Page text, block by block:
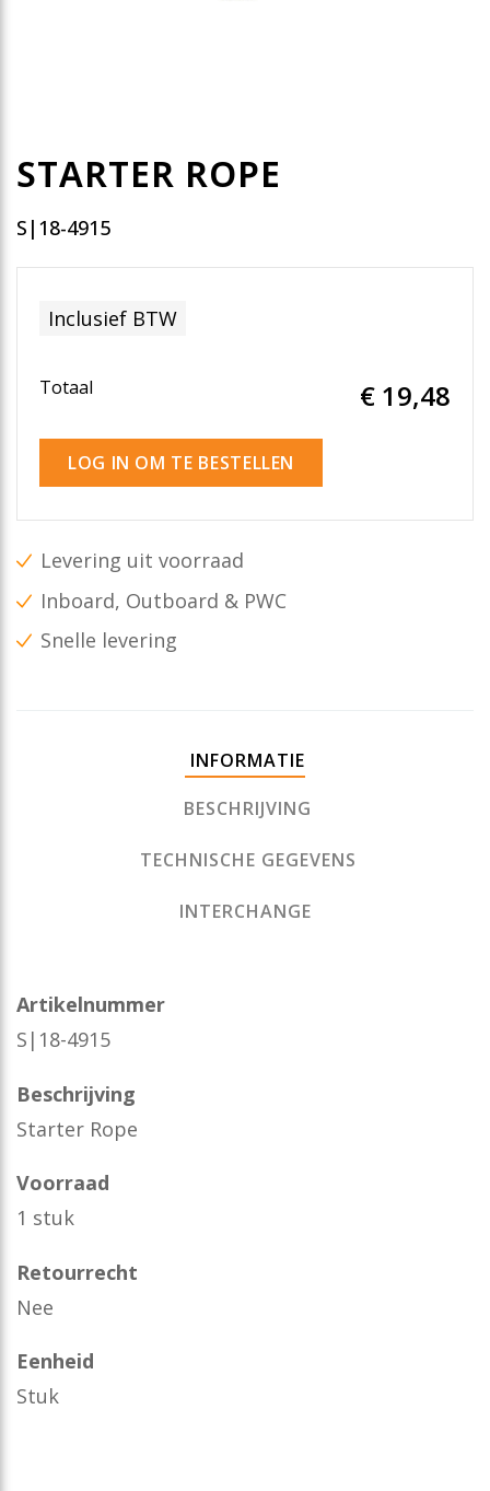
STARTER ROPE
S|18-4915
Inclusief BTW
Totaal € 19,48
LOG IN OM TE BESTELLEN
Levering uit voorraad
Inboard, Outboard & PWC
Snelle levering
INFORMATIE
BESCHRIJVING
TECHNISCHE GEGEVENS
INTERCHANGE
Artikelnummer
S|18-4915
Beschrijving
Starter Rope
Voorraad
1 stuk
Retourrecht
Nee
Eenheid
Stuk